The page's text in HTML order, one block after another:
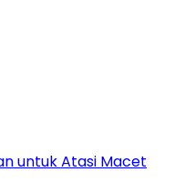
untuk Atasi Macet